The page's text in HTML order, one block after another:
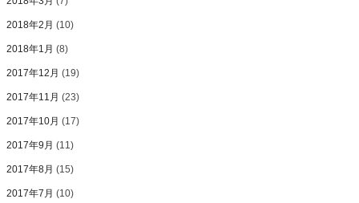
2018年2月 (10)
2018年1月 (8)
2017年12月 (19)
2017年11月 (23)
2017年10月 (17)
2017年9月 (11)
2017年8月 (15)
2017年7月 (10)